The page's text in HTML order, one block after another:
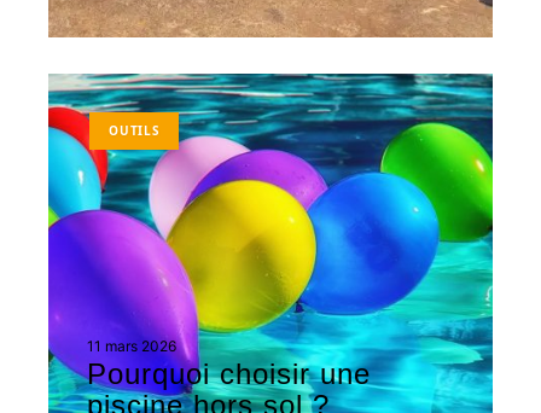
OUTILS
11 mars 2026
Pourquoi choisir une
piscine hors sol ?